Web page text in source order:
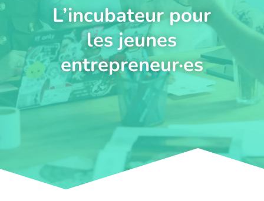
L’incubateur pour
les jeunes
entrepreneur·es
parle…
Allez, scroll !